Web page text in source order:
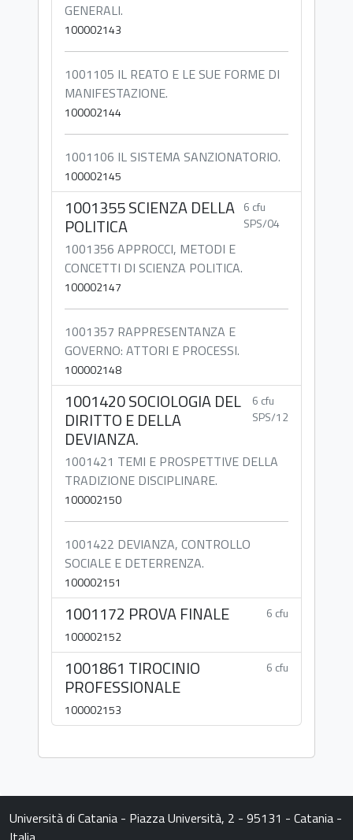
GENERALI.
100002143
1001105 IL REATO E LE SUE FORME DI
MANIFESTAZIONE.
100002144
1001106 IL SISTEMA SANZIONATORIO.
100002145
1001355 SCIENZA DELLA
POLITICA
6 cfu
SPS/04
1001356 APPROCCI, METODI E
CONCETTI DI SCIENZA POLITICA.
100002147
1001357 RAPPRESENTANZA E
GOVERNO: ATTORI E PROCESSI.
100002148
1001420 SOCIOLOGIA DEL
DIRITTO E DELLA
DEVIANZA.
6 cfu
SPS/12
1001421 TEMI E PROSPETTIVE DELLA
TRADIZIONE DISCIPLINARE.
100002150
1001422 DEVIANZA, CONTROLLO
SOCIALE E DETERRENZA.
100002151
1001172 PROVA FINALE
6 cfu
100002152
1001861 TIROCINIO
PROFESSIONALE
6 cfu
100002153
Università di Catania - Piazza Università, 2 - 95131 - Catania -